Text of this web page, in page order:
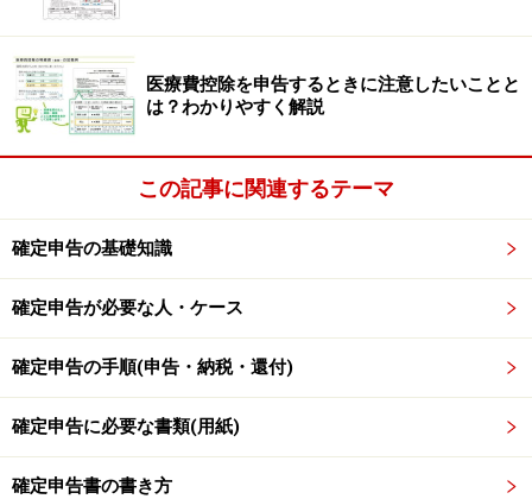
医療費控除を申告するときに注意したいことと
は？わかりやすく解説
この記事に関連するテーマ
確定申告の基礎知識
確定申告が必要な人・ケース
確定申告の手順(申告・納税・還付)
確定申告に必要な書類(用紙)
確定申告書の書き方